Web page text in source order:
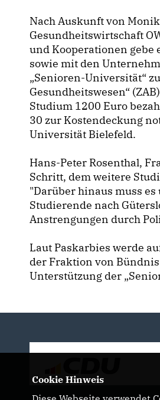
Nach Auskunft von
Gesundheitswirtschaft
und Kooperationen gebe
sowie mit den
Senioren-Universität“
Gesundheitswesen“
Studium 1200 Euro
30 zur Kostendeckung
Universität Bielefeld.
Hans-Peter Rosenthal,
Schritt, dem weitere
"Darüber hinaus muss
Studierende nach
Anstrengungen durch
Laut Paskarbies werde
der Fraktion von
Unterstützung der
Cookie Hinweis